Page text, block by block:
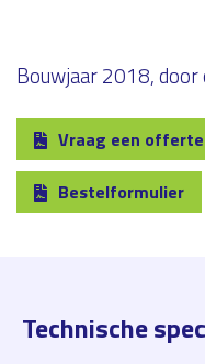
Bouwjaar 2018, door
Vraag een
Bestelformulier
Technische